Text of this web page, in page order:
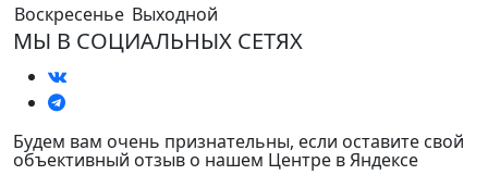
Воскресенье Выходной
МЫ В СОЦИАЛЬНЫХ СЕТЯХ
Будем вам очень признательны, если оставите свой
объективный отзыв о нашем Центре в Яндексе